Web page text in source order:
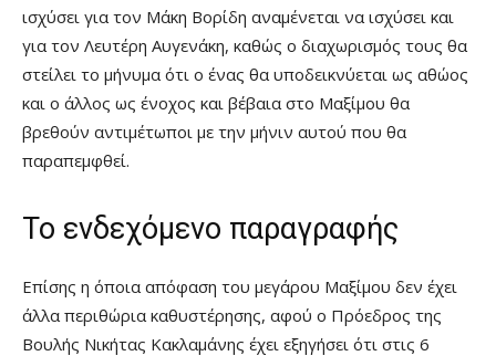
ισχύσει για τον Μάκη Βορίδη αναμένεται να ισχύσει και
για τον Λευτέρη Αυγενάκη, καθώς ο διαχωρισμός τους θα
στείλει το μήνυμα ότι ο ένας θα υποδεικνύεται ως αθώος
και ο άλλος ως ένοχος και βέβαια στο Μαξίμου θα
βρεθούν αντιμέτωποι με την μήνιν αυτού που θα
παραπεμφθεί.
Το ενδεχόμενο παραγραφής
Επίσης η όποια απόφαση του μεγάρου Μαξίμου δεν έχει
άλλα περιθώρια καθυστέρησης, αφού ο Πρόεδρος της
Βουλής Νικήτας Κακλαμάνης έχει εξηγήσει ότι στις 6